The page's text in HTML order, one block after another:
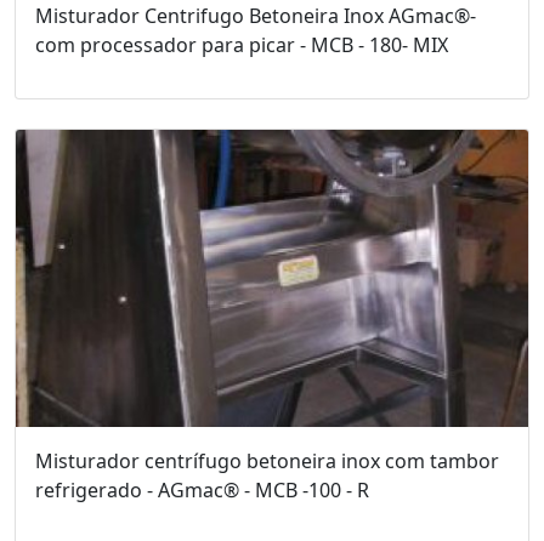
Misturador Centrifugo Betoneira Inox AGmac®-
com processador para picar - MCB - 180- MIX
Misturador centrífugo betoneira inox com tambor
refrigerado - AGmac® - MCB -100 - R